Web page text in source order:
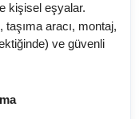
kişisel eşyalar.
aracı, montaj,
ve güvenli